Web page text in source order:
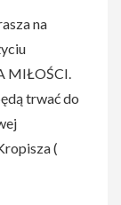
na
MIŁOŚCI.
trwać do
(